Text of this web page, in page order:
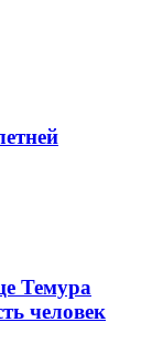
Темура
человек